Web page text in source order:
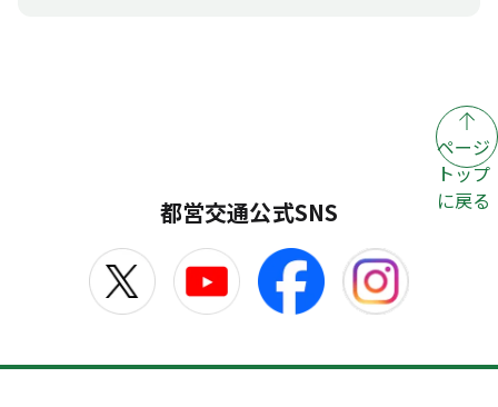
ページ
トップ
に戻る
都営交通公式SNS